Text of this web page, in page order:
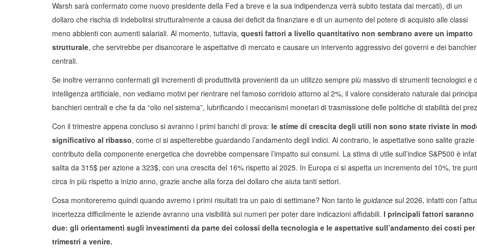
Warsh sarà confermato come nuovo presidente della Fed a breve e la sua indipendenza verrà subito testata dai mercati), di un
dollaro che rischia di indebolirsi strutturalmente a causa dei deficit da finanziare e di un aumento del potere di acquisto alle classi
meno abbienti con aumenti salariali. Al momento, tuttavia, questi fattori a livello quantitativo non sembrano avere un impatto
strutturale, che servirebbe per disancorare le aspettative di mercato e causare un intervento aggressivo dei governi e dei
centrali.
Se inoltre verranno confermati gli incrementi di produttività provenienti da un utilizzo sempre più massivo di strumenti tecnologici e
intelligenza artificiale, non vediamo motivi per rientrare nel famoso corridoio attorno al 2%, il valore considerato naturale dai
banchieri centrali e che fa da “olio nel sistema”, lubrificando i meccanismi monetari di trasmissione delle politiche di stabilità dei
Con il trimestre appena concluso si avranno i primi banchi di prova: le stime di crescita degli utili non sono state riviste in
significativo al ribasso, come ci si aspetterebbe guardando l’andamento degli indici. Al contrario, le aspettative sono salite grazie
contributo della componente energetica che dovrebbe compensare l’impatto sui consumi. La stima di utile sull’indice S&P500 è
salita da 315$ per azione a 323$, con una crescita del 16% rispetto al 2025. In Europa ci si aspetta un incremento del 10%, tre
circa in più rispetto a inizio anno, grazie anche alla forza del dollaro che aiuta tanti settori.
Cosa monitoreremo quindi quando avremo i primi risultati tra un paio di settimane? Non tanto le guidance sul 2026, infatti con
incertezza difficilmente le aziende avranno una visibilità sui numeri per poter dare indicazioni affidabili. I principali fattori saranno
due: gli orientamenti sugli investimenti da parte dei colossi della tecnologia e le aspettative sull’andamento dei costi per
trimestri a venire.